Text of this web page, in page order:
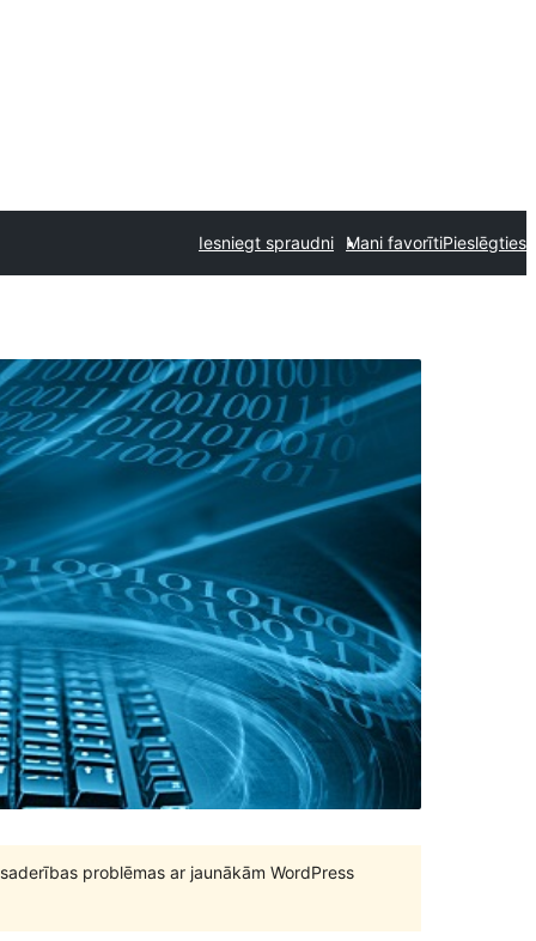
Iesniegt spraudni Mani favorītiPieslēgties
problēmas ar jaunākām WordPress